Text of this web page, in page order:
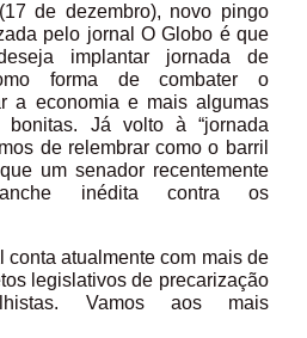
de dezembro), novo pingo
pelo jornal O Globo é que
implantar jornada de
forma de combater o
a economia e mais algumas
bonitas. Já volto à “jornada
de relembrar como o barril
um senador recentemente
inédita contra os
conta atualmente com mais de
legislativos de precarização
Vamos aos mais